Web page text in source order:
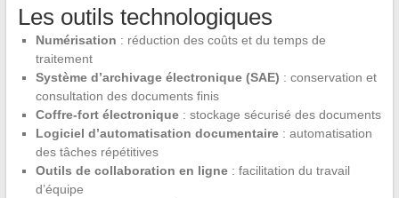
Les outils technologiques
Numérisation : réduction des coûts et du temps de
traitement
Système d’archivage électronique (SAE) : conservation et
consultation des documents finis
Coffre-fort électronique: stockage sécurisé des documents
Logiciel d’automatisation documentaire: automatisation
des tâches répétitives
Outils de collaboration en ligne: facilitation du travail
d’équipe